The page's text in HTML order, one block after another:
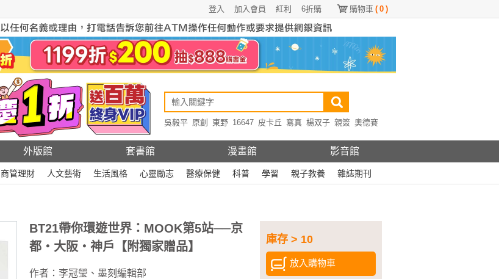
購物車 ( 0 )
6折購
紅利
加入會員
登入
吳毅平 原創 東野 16647 皮卡丘 寫真 楊双子 親簽 奧德賽
外版館 套書館 漫畫館 影音館
商管理財 人文藝術 生活風格 心靈勵志 醫療保健 科普 學習 親子教養 雜誌期刊
庫存 > 10
放入購物車
BT21帶你環遊世界：MOOK第5站──京
都‧大阪‧神戶【附獨家贈品】
作者： 李冠瑩 、 墨刻編輯部